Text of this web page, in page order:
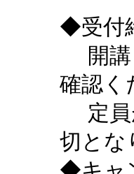
◆受付
開講
確認く
定員
切とな